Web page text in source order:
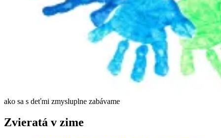
ako sa s deťmi zmysluplne zabávame
Zvieratá v zime